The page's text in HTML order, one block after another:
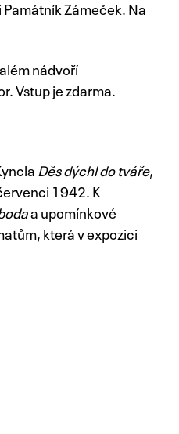
Zámeček. Na
nádvoří
Vstup je zdarma.
Děs dýchl do tváře,
1942. K
a upomínkové
která v expozici